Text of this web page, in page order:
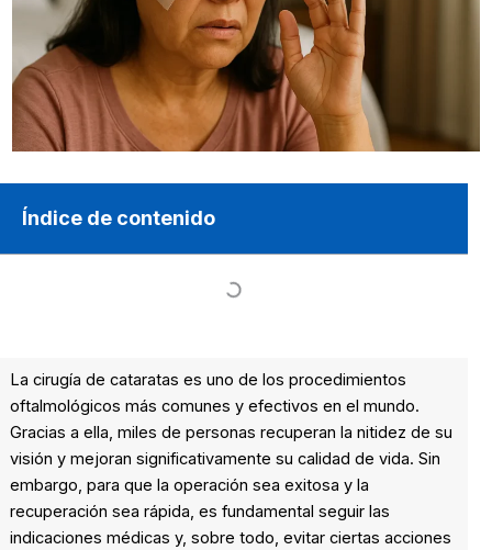
Índice de contenido
La cirugía de cataratas es uno de los procedimientos
oftalmológicos más comunes y efectivos en el mundo.
Gracias a ella, miles de personas recuperan la nitidez de su
visión y mejoran significativamente su calidad de vida. Sin
embargo, para que la operación sea exitosa y la
recuperación sea rápida, es fundamental seguir las
indicaciones médicas y, sobre todo, evitar ciertas acciones